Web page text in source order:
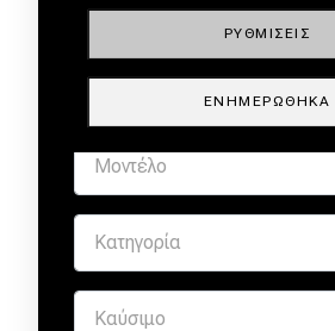
ΡΥΘΜΊΣΕΙΣ
ΕΝΗΜΕΡΏΘΗΚΑ